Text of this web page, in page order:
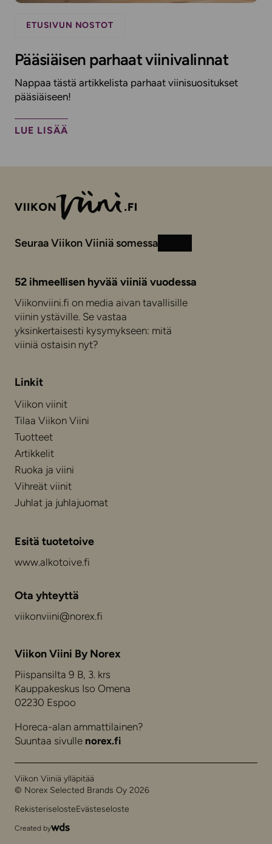
ETUSIVUN NOSTOT
Pääsiäisen parhaat viinivalinnat
Nappaa tästä artikkelista parhaat viinisuositukset
pääsiäiseen!
LUE LISÄÄ
Seuraa Viikon Viiniä somessa Instagram
Facebook
52 ihmeellisen hyvää viiniä vuodessa
Viikonviini.fi on media aivan tavallisille
viinin ystäville. Se vastaa
yksinkertaisesti kysymykseen: mitä
viiniä ostaisin nyt?
Linkit
Viikon viinit
Tilaa Viikon Viini
Tuotteet
Artikkelit
Ruoka ja viini
Vihreät viinit
Juhlat ja juhlajuomat
Esitä tuotetoive
www.alkotoive.fi
Ota yhteyttä
viikonviini@norex.fi
Viikon Viini By Norex
Piispansilta 9 B, 3. krs
Kauppakeskus Iso Omena
02230 Espoo
Horeca-alan ammattilainen?
Suuntaa sivulle norex.fi
Viikon Viiniä ylläpitää
© Norex Selected Brands Oy 2026
RekisteriselosteEvästeseloste
Created by